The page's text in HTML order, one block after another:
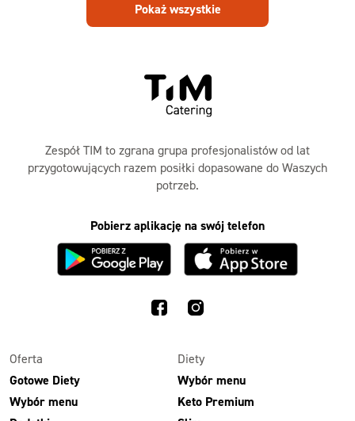
Ruda
Zalesie
Pokaż wszystkie
Zespół TIM to zgrana grupa profesjonalistów od lat
przygotowujących razem posiłki dopasowane do Waszych
potrzeb.
Pobierz aplikację na swój telefon
Oferta
Gotowe Diety
Wybór menu
Diety
Wybór menu
Keto Premium